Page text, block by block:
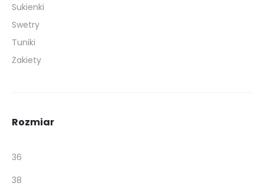
Sukienki
Swetry
Tuniki
Żakiety
Rozmiar
36
38